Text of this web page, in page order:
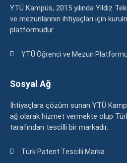
YTÜ Kampüs, 2015 yılında Yıldız
ve mezunlarının ihtiyaçları için
platformudur.
YTÜ Öğrenci ve Mezun Platformu
Sosyal Ağ
İhtiyaçlara çözüm sunan YTÜ
ağ olarak hizmet vermekte olup
tarafından tescilli bir markadır.
Türk Patent Tescilli Marka